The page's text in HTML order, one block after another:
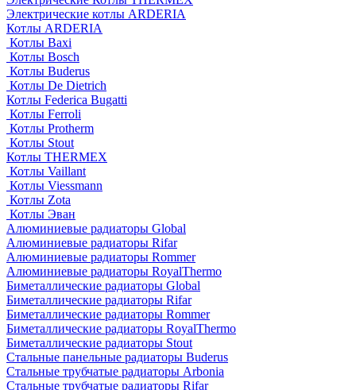
Электрические котлы ARDERIA
Котлы ARDERIA
Котлы Baxi
Котлы Bosch
Котлы Buderus
Котлы De Dietrich
Котлы Federica Bugatti
Котлы Ferroli
Котлы Protherm
Котлы Stout
Котлы THERMEX
Котлы Vaillant
Котлы Viessmann
Котлы Zota
Котлы Эван
Алюминиевые радиаторы Global
Алюминиевые радиаторы Rifar
Алюминиевые радиаторы Rommer
Алюминиевые радиаторы RoyalThermo
Биметаллические радиаторы Global
Биметаллические радиаторы Rifar
Биметаллические радиаторы Rommer
Биметаллические радиаторы RoyalThermo
Биметаллические радиаторы Stout
Стальные панельные радиаторы Buderus
Стальные трубчатые радиаторы Arbonia
Стальные трубчатые радиаторы Rifar